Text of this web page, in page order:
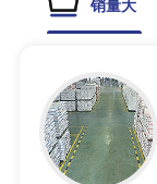
销量大